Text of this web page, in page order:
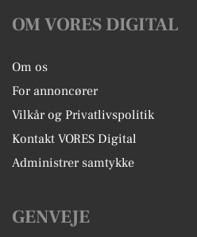
OM VORES DIGITAL
Om os
For annoncører
Vilkår og Privatlivspolitik
Kontakt VORES Digital
Administrer samtykke
GENVEJE